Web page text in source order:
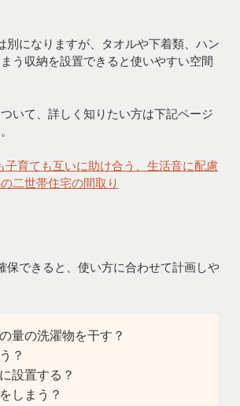
別になりますが、タオルや下着類、ハン
う収納を設置できると使いやすい空間
いて、詳しく知りたい方は下記ページ
子育ても互いに助け合う、生活音に配慮
二世帯住宅の間取り
保できると、使い方に合わせて計画しや
量の洗濯物を干す？
？
設置する？
しまう？